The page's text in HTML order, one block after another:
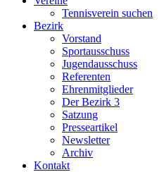
Tennisverein suchen
Bezirk
Vorstand
Sportausschuss
Jugendausschuss
Referenten
Ehrenmitglieder
Der Bezirk 3
Satzung
Presseartikel
Newsletter
Archiv
Kontakt